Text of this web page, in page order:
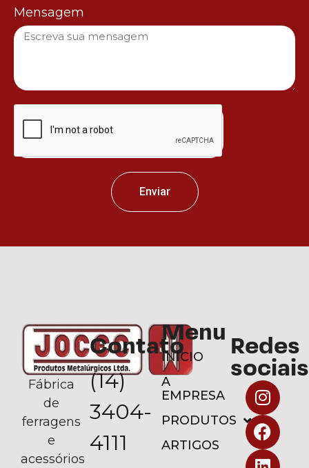
Mensagem
Enviar
Fábrica
de
ferragens
e
acessórios
Contato
(14)
3404-
4111
Menu
INÍCIO
A
EMPRESA
PRODUTOS
ARTIGOS
Redes
sociais